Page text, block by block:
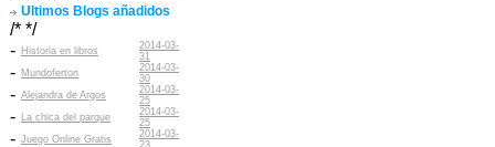
Ultimos Blogs añadidos
/* */
- Historia en libros
2014-03-
31
- Mundoferton
2014-03-
30
- Alejandra de Argos
2014-03-
25
- La chica del parque
2014-03-
25
- Juego Online Gratis
2014-03-
23